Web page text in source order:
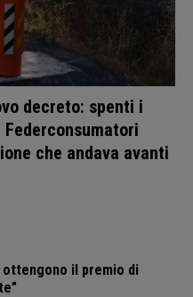
decreto: spenti i
che andava avanti
il premio di